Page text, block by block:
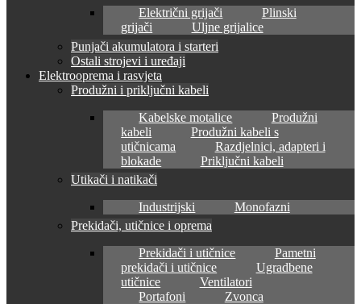
Električni grijači
Plinski
grijači
Uljne grijalice
Punjači akumulatora i starteri
Ostali strojevi i uređaji
Elektrooprema i rasvjeta
Produžni i priključni kabeli
Kabelske motalice
Produžni
kabeli
Produžni kabeli s
utičnicama
Razdjelnici, adapteri i
blokade
Priključni kabeli
Utikači i natikači
Industrijski
Monofazni
Prekidači, utičnice i oprema
Prekidači i utičnice
Pametni
prekidači i utičnice
Ugradbene
utičnice
Ventilatori
Portafoni
Zvonca